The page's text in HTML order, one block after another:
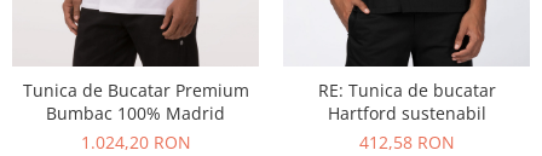
Tunica de Bucatar Premium
Bumbac 100% Madrid
1.024,20 RON
RE: Tunica de bucatar
Hartford sustenabil
412,58 RON